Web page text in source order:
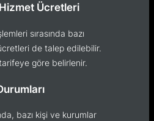
Ücretleri
sırasında bazı
de talep edilebilir.
göre belirlenir.
bazı kişi ve kurumlar